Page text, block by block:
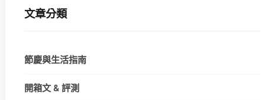
文章分類
節慶與生活指南
開箱文 & 評測